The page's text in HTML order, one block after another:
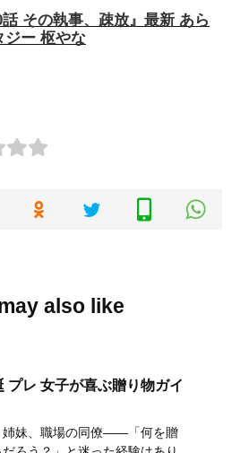
その執事、疎放』最新 あら
ジー 枢やな
also like
プレ 女子が喜ぶ贈り物ガイ
姉妹、職場の同僚――「何を贈